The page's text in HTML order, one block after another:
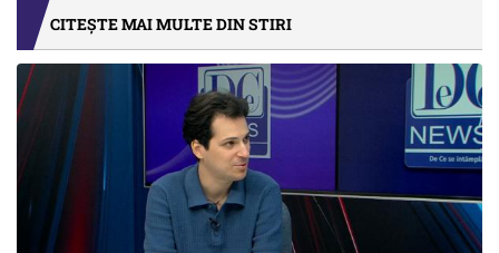
CITEȘTE MAI MULTE DIN STIRI